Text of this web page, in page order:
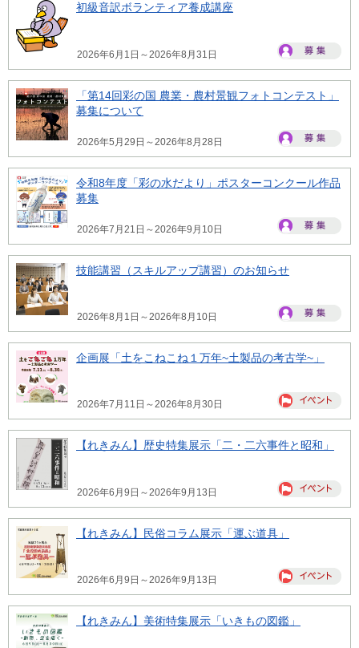
初級音訳ボランティア養成講座
2026年6月1日～2026年8月31日
「第14回彩の国 農業・農村景観フォトコンテスト」
募集について
2026年5月29日～2026年8月28日
令和8年度「彩の水だより」ポスターコンクール作品
募集
2026年7月21日～2026年9月10日
技能講習（スキルアップ講習）のお知らせ
2026年8月1日～2026年8月10日
企画展「土をこねこね１万年~土製品の考古学~」
2026年7月11日～2026年8月30日
【れきみん】歴史特集展示「二・二六事件と昭和」
2026年6月9日～2026年9月13日
【れきみん】民俗コラム展示「運ぶ道具」
2026年6月9日～2026年9月13日
【れきみん】美術特集展示「いきもの図鑑」